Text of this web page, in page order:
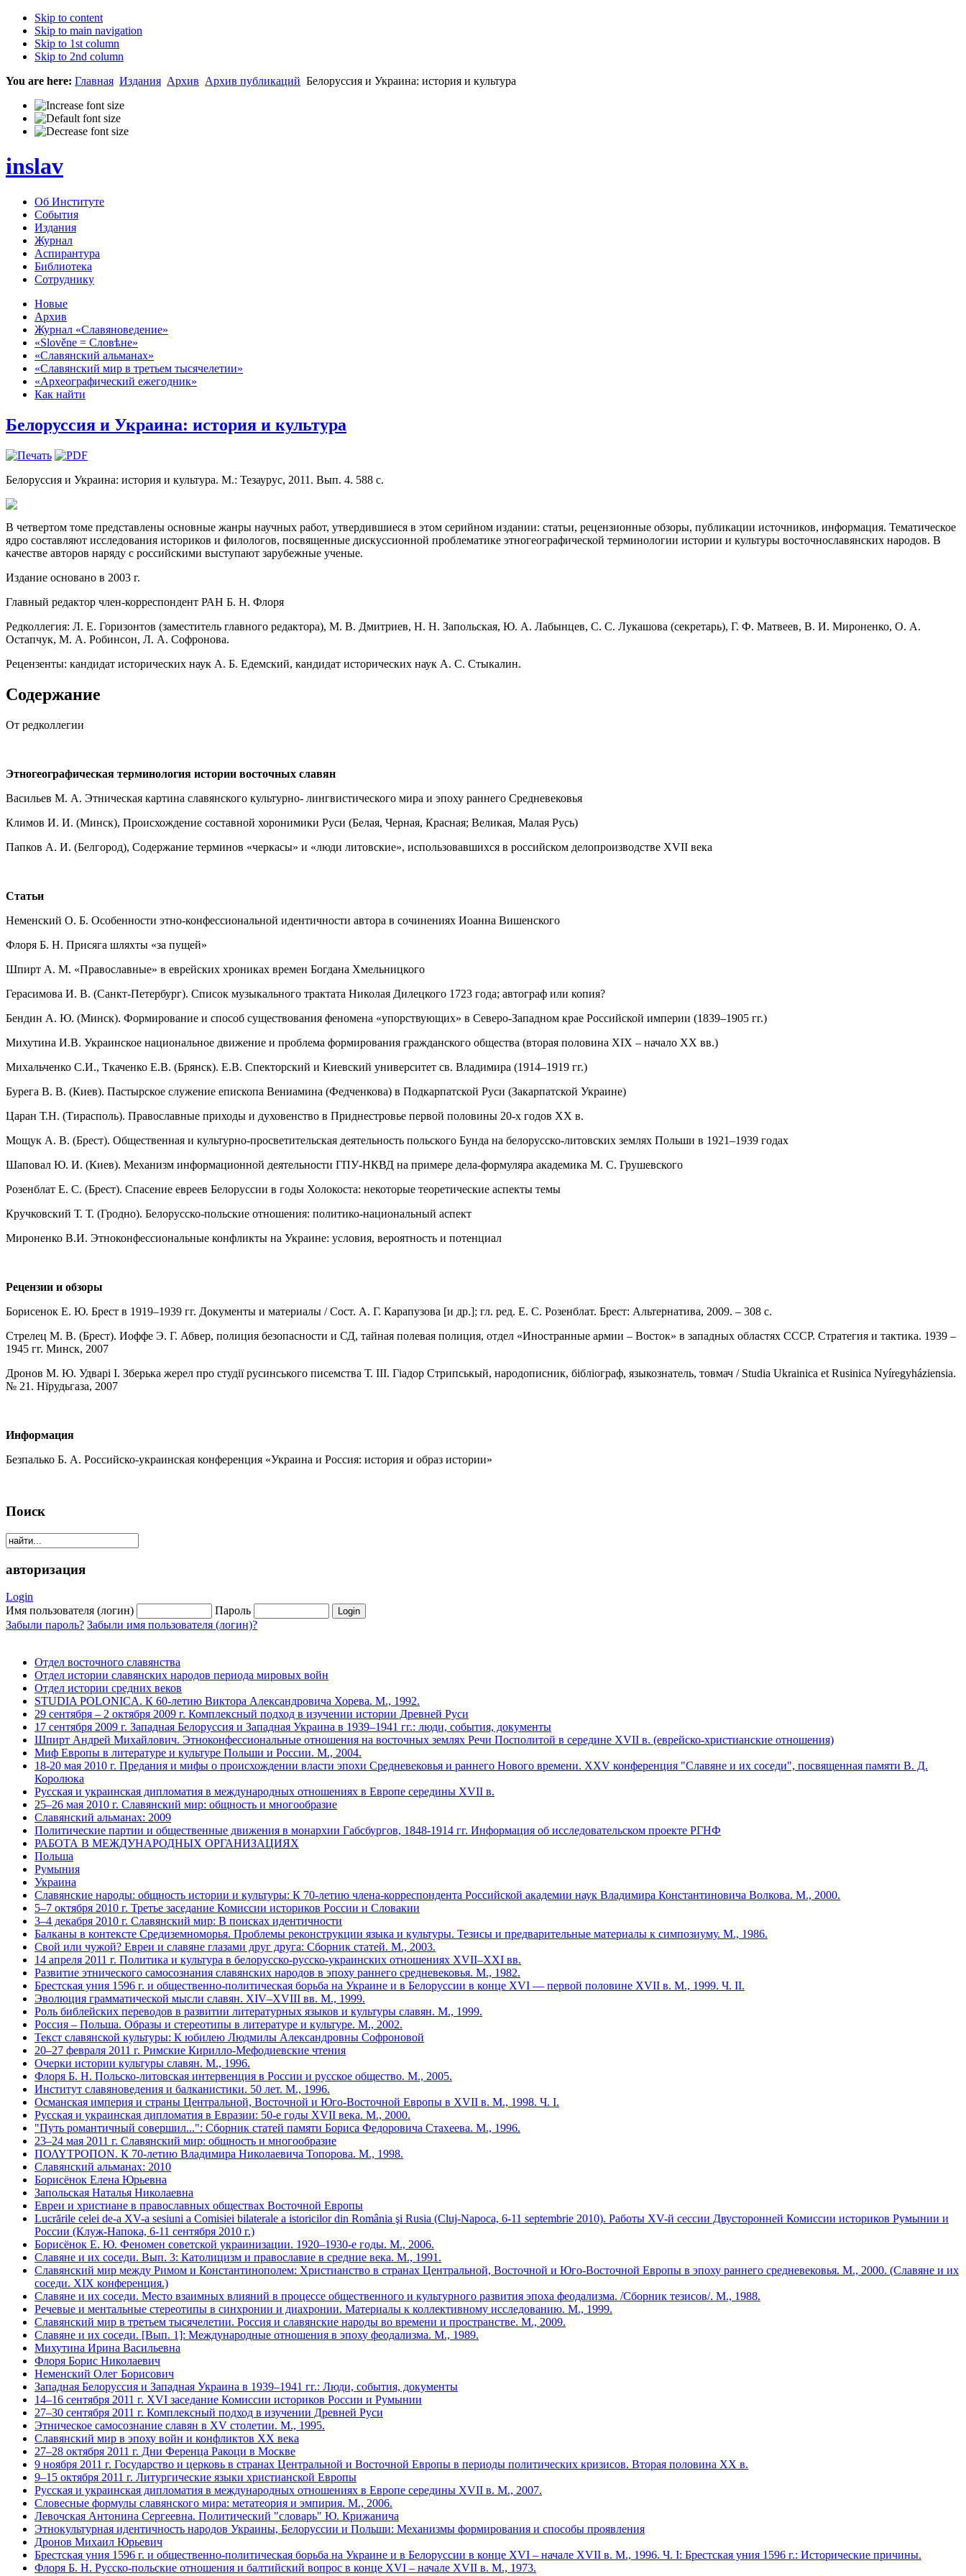
Skip to content
Skip to main navigation
Skip to 1st column
Skip to 2nd column
You are here: Главная Издания Архив Архив публикаций Белоруссия и Украина: история и культура
inslav
Об Институте
События
Издания
Журнал
Аспирантура
Библиотека
Сотруднику
Новые
Архив
Журнал «Славяноведение»
«Slověne = Словѣне»
«Славянский альманах»
«Славянский мир в третьем тысячелетии»
«Археографический ежегодник»
Как найти
Белоруссия и Украина: история и культура
Белоруссия и Украина: история и культура. М.: Тезаурус, 2011. Вып. 4. 588 с.
В четвертом томе представлены основные жанры научных работ, утвердившиеся в этом серийном издании: статьи, рецензионные обзоры, публикации источников, информация. Тематическое
ядро составляют исследования историков и филологов, посвященные дискуссионной проблематике этногеографической терминологии истории и культуры восточнославянских народов. В
качестве авторов наряду с российскими выступают зарубежные ученые.
Издание основано в 2003 г.
Главный редактор член-корреспондент РАН Б. Н. Флоря
Редколлегия: Л. Е. Горизонтов (заместитель главного редактора), М. В. Дмитриев, Н. Н. Запольская, Ю. А. Лабынцев, С. С. Лукашова (секретарь), Г. Ф. Матвеев, В. И. Мироненко, О. А.
Остапчук, М. А. Робинсон, Л. А. Софронова.
Рецензенты: кандидат исторических наук А. Б. Едемский, кандидат исторических наук А. С. Стыкалин.
Содержание
От редколлегии
Этногеографическая терминология истории восточных славян
Васильев М. А. Этническая картина славянского культурно- лингвистического мира и эпоху раннего Средневековья
Климов И. И. (Минск), Происхождение составной хоронимики Руси (Белая, Черная, Красная; Великая, Малая Русь)
Папков А. И. (Белгород), Содержание терминов «черкасы» и «люди литовские», использовавшихся в российском делопроизводстве XVII века
Статьи
Неменский О. Б. Особенности этно-конфессиональной идентичности автора в сочинениях Иоанна Вишенского
Флоря Б. Н. Присяга шляхты «за пущей»
Шпирт А. М. «Православные» в еврейских хрониках времен Богдана Хмельницкого
Герасимова И. В. (Санкт-Петербург). Список музыкального трактата Николая Дилецкого 1723 года; автограф или копия?
Бендин А. Ю. (Минск). Формирование и способ существования феномена «упорствующих» в Северо-Западном крае Российской империи (1839–1905 гг.)
Михутина И.В. Украинское национальное движение и проблема формирования гражданского общества (вторая половина XIX – начало XX вв.)
Михальченко С.И., Ткаченко Е.В. (Брянск). Е.В. Спекторский и Киевский университет св. Владимира (1914–1919 гг.)
Бурега В. В. (Киев). Пастырское служение епископа Вениамина (Федченкова) в Подкарпатской Руси (Закарпатской Украине)
Царан Т.Н. (Тирасполь). Православные приходы и духовенство в Приднестровье первой половины 20-х годов XX в.
Мощук А. В. (Брест). Общественная и культурно-просветительская деятельность польского Бунда на белорусско-литовских землях Польши в 1921–1939 годах
Шаповал Ю. И. (Киев). Механизм информационной деятельности ГПУ-НКВД на примере дела-формуляра академика М. С. Грушевского
Розенблат Е. С. (Брест). Спасение евреев Белоруссии в годы Холокоста: некоторые теоретические аспекты темы
Кручковский Т. Т. (Гродно). Белорусско-польские отношения: политико-национальный аспект
Мироненко В.И. Этноконфессиональные конфликты на Украине: условия, вероятность и потенциал
Рецензии и обзоры
Борисенок Е. Ю. Брест в 1919–1939 гг. Документы и материалы / Сост. А. Г. Карапузова [и др.]; гл. ред. Е. С. Розенблат. Брест: Альтернатива, 2009. – 308 с.
Стрелец М. В. (Брест). Иоффе Э. Г. Абвер, полиция безопасности и СД, тайная полевая полиция, отдел «Иностранные армии – Восток» в западных областях СССР. Стратегия и тактика. 1939 –
1945 гг. Минск, 2007
Дронов М. Ю. Удварi I. Зберька жерел про студiї русинського писемства Т. III. Гiадор Стрипськый, народописник, бiблiограф, языкознатель, товмач / Studia Ukrainica et Rusinica Nyíregyháziensia.
№ 21. Нїрудьгаза, 2007
Информация
Безпалько Б. А. Российско-украинская конференция «Украина и Россия: история и образ истории»
Поиск
авторизация
Login
Имя пользователя (логин)
Пароль
Забыли пароль? Забыли имя пользователя (логин)?
Отдел восточного славянства
Отдел истории славянских народов периода мировых войн
Отдел истории средних веков
STUDIA POLONICA. К 60-летию Виктора Александровича Хорева. М., 1992.
29 сентября – 2 октября 2009 г. Комплексный подход в изучении истории Древней Руси
17 сентября 2009 г. Западная Белоруссия и Западная Украина в 1939–1941 гг.: люди, события, документы
Шпирт Андрей Михайлович. Этноконфессиональные отношения на восточных землях Речи Посполитой в середине XVII в. (еврейско-христианские отношения)
Миф Европы в литературе и культуре Польши и России. М., 2004.
18-20 мая 2010 г. Предания и мифы о происхождении власти эпохи Средневековья и раннего Нового времени. ХХV конференция "Славяне и их соседи", посвященная памяти В. Д.
Королюка
Русская и украинская дипломатия в международных отношениях в Европе середины XVII в.
25–26 мая 2010 г. Славянский мир: общность и многообразие
Славянский альманах: 2009
Политические партии и общественные движения в монархии Габсбургов, 1848-1914 гг. Информация об исследовательском проекте РГНФ
РАБОТА В МЕЖДУНАРОДНЫХ ОРГАНИЗАЦИЯХ
Польша
Румыния
Украина
Славянские народы: общность истории и культуры: К 70-летию члена-корреспондента Российской академии наук Владимира Константиновича Волкова. М., 2000.
5–7 октября 2010 г. Третье заседание Комиссии историков России и Словакии
3–4 декабря 2010 г. Славянский мир: В поисках идентичности
Балканы в контексте Средиземноморья. Проблемы реконструкции языка и культуры. Тезисы и предварительные материалы к симпозиуму. М., 1986.
Свой или чужой? Евреи и славяне глазами друг друга: Сборник статей. М., 2003.
14 апреля 2011 г. Политика и культура в белорусско-русско-украинских отношениях XVII–XXI вв.
Развитие этнического самосознания славянских народов в эпоху раннего средневековья. М., 1982.
Брестская уния 1596 г. и общественно-политическая борьба на Украине и в Белоруссии в конце XVI — первой половине XVII в. М., 1999. Ч. II.
Эволюция грамматической мысли славян. XIV–XVIII вв. М., 1999.
Роль библейских переводов в развитии литературных языков и культуры славян. М., 1999.
Россия – Польша. Образы и стереотипы в литературе и культуре. М., 2002.
Текст славянской культуры: К юбилею Людмилы Александровны Софроновой
20–27 февраля 2011 г. Римские Кирилло-Мефодиевские чтения
Очерки истории культуры славян. М., 1996.
Флоря Б. Н. Польско-литовская интервенция в России и русское общество. М., 2005.
Институт славяноведения и балканистики. 50 лет. М., 1996.
Османская империя и страны Центральной, Восточной и Юго-Восточной Европы в XVII в. М., 1998. Ч. I.
Русская и украинская дипломатия в Евразии: 50-е годы XVII века. М., 2000.
"Путь романтичный совершил...": Сборник статей памяти Бориса Федоровича Стахеева. М., 1996.
23–24 мая 2011 г. Славянский мир: общность и многообразие
ΠΟΛΥΤΡΟΠΟΝ. К 70-летию Владимира Николаевича Топорова. М., 1998.
Славянский альманах: 2010
Борисёнок Елена Юрьевна
Запольская Наталья Николаевна
Евреи и христиане в православных обществах Восточной Европы
Lucrările celei de-a XV-a sesiuni a Comisiei bilaterale a istoricilor din România şi Rusia (Cluj-Napoca, 6-11 septembrie 2010). Работы XV-й сессии Двусторонней Комиссии историков Румынии и
России (Клуж-Напока, 6-11 сентября 2010 г.)
Борисёнок Е. Ю. Феномен советской украинизации. 1920–1930-е годы. М., 2006.
Славяне и их соседи. Вып. 3: Католицизм и православие в средние века. М., 1991.
Славянский мир между Римом и Константинополем: Христианство в странах Центральной, Восточной и Юго-Восточной Европы в эпоху раннего средневековья. М., 2000. (Славяне и их
соседи. XIX конференция.)
Славяне и их соседи. Место взаимных влияний в процессе общественного и культурного развития эпоха феодализма. /Сборник тезисов/. М., 1988.
Речевые и ментальные стереотипы в синхронии и диахронии. Материалы к коллективному исследованию. М., 1999.
Славянский мир в третьем тысячелетии. Россия и славянские народы во времени и пространстве. М., 2009.
Славяне и их соседи. [Вып. 1]: Международные отношения в эпоху феодализма. М., 1989.
Михутина Ирина Васильевна
Флоря Борис Николаевич
Неменский Олег Борисович
Западная Белоруссия и Западная Украина в 1939–1941 гг.: Люди, события, документы
14–16 сентября 2011 г. ХVI заседание Комиссии историков России и Румынии
27–30 сентября 2011 г. Комплексный подход в изучении Древней Руси
Этническое самосознание славян в XV столетии. М., 1995.
Славянский мир в эпоху войн и конфликтов XX века
27–28 октября 2011 г. Дни Ференца Ракоци в Москве
9 ноября 2011 г. Государство и церковь в странах Центральной и Восточной Европы в периоды политических кризисов. Вторая половина ХХ в.
9–15 октября 2011 г. Литургические языки христианской Европы
Русская и украинская дипломатия в международных отношениях в Европе середины XVII в. М., 2007.
Словесные формулы славянского мира: метатеория и эмпирия. М., 2006.
Левочская Антонина Сергеевна. Политический "словарь" Ю. Крижанича
Этнокультурная идентичность народов Украины, Белоруссии и Польши: Механизмы формирования и способы проявления
Дронов Михаил Юрьевич
Брестская уния 1596 г. и общественно-политическая борьба на Украине и в Белоруссии в конце XVI – начале XVII в. М., 1996. Ч. I: Брестская уния 1596 г.: Исторические причины.
Флоря Б. Н. Русско-польские отношения и балтийский вопрос в конце XVI – начале XVII в. М., 1973.